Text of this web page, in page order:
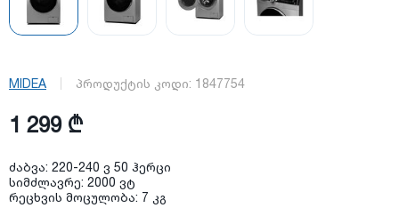
MIDEA პროდუქტის კოდი: 1847754
1 299 ₾
ძაბვა: 220-240 ვ 50 ჰერცი
სიმძლავრე: 2000 ვტ
რეცხვის მოცულობა: 7 კგ